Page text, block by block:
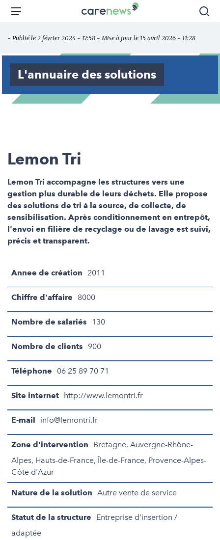
Aller
principal
Carenews,
des
acteurs
l'engagement
Menu
- Publié le 2 février 2024 - 17:58 - Mise à jour le 15 avril 2026 - 11:28
L'annuaire des solutions
Lemon Tri
Lemon Tri accompagne les structures vers une
gestion plus durable de leurs déchets. Elle propose
des solutions de tri à la source, de collecte, de
sensibilisation. Après conditionnement en entrepôt,
l'envoi en filière de recyclage ou de lavage est suivi,
précis et transparent.
Annee de création 2011
Chiffre d'affaire 8000
Nombre de salariés 130
Nombre de clients 900
Téléphone 06 25 89 70 71
Site internet http://www.lemontri.fr
E-mail info@lemontri.fr
Zone d'intervention
Bretagne, Auvergne-Rhône-
Alpes, Hauts-de-France, Île-de-France, Provence-Alpes-
Côte d'Azur
Nature de la solution Autre vente de service
Statut de la structure
Entreprise d’insertion /
adaptée